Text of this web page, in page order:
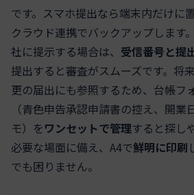
です。スマホ提出なら端末内だけに
クラウド連携でバックアップします
社に提示する場合は、 受信番号と提
提出すると審査がスムーズです。将
更の届出にも参照するため、台帳フ
（青色申告承認申請書の控え、開業
モ）をワンセットで管理すると探し
必要な場面に備え、A4で鮮明に印刷
でも困りません。